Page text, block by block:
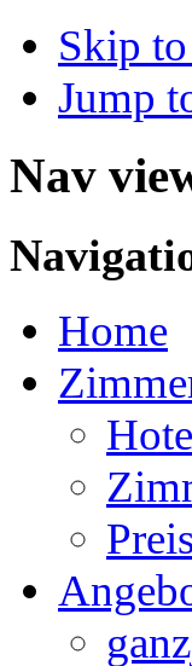
Skip
Jump
Nav
Home